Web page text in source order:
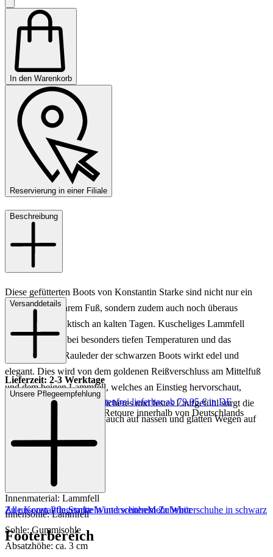
In den Warenkorb
Reservierung in einer Filiale
Beschreibung
Diese gefütterten Boots von Konstantin Starke sind nicht nur ein
Hingucker an Ihrem Fuß, sondern zudem auch noch überaus
bequem und praktisch an kalten Tagen. Kuscheliges Lammfell
wärmt Sie auch bei besonders tiefen Temperaturen und das
wunderschöne Rauleder der schwarzen Boots wirkt edel und
elegant. Dies wird von dem goldenen Reißverschluss am Mittelfuß
und dem beigen Lammfell, welches an Einstieg hervorschaut,
nochmals betont. Für ein sicheres und festes Laufgefühl sorgt die
profilstarke Sohle, die Sie auch auf nassen und glatten Wegen auf
Material: Leder
Innenmaterial: Lammfell
Innensohle: Lammfell
Sohle: Gummisohle
Absatzhöhe: ca. 3 cm
Versanddetails
Lieferzeit: 2-3 Werktage
Keine Versandkosten:
kostenfrei lieferbar ab 79,95 € in DE
Einfache und Kostenlose Retoure innerhalb von Deutschlands
Unsere Pflegeempfehlung
Zu unseren Pflegemitteln und weiterem Zubehör
Alle Konstantin Starke WinterschuheMehr Winterschuhe in schwarz
Footerbereich